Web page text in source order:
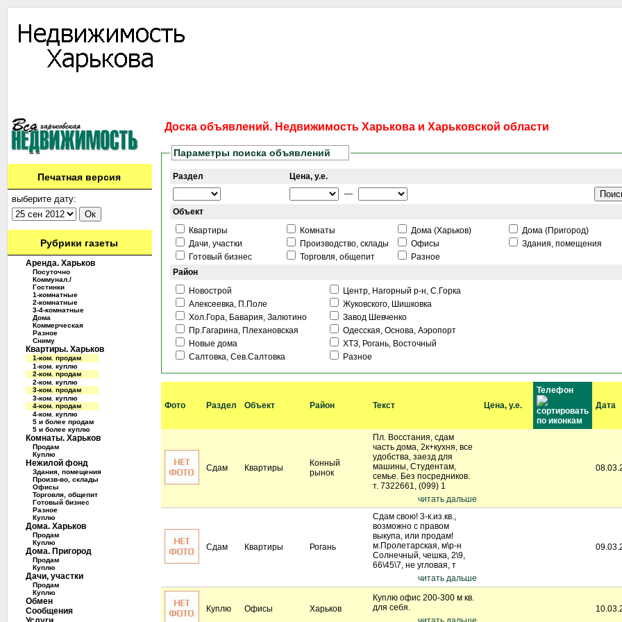
Печатная версия
выберите дату:
Рубрики газеты
Аренда. Харьков
Посуточно
Коммунал./
Гостинки
1-комнатные
2-комнатные
3-4-комнатные
Дома
Коммерческая
Разное
Сниму
Квартиры. Харьков
1-ком. продам
1-ком. куплю
2-ком. продам
2-ком. куплю
3-ком. продам
3-ком. куплю
4-ком. продам
4-ком. куплю
5 и более продам
5 и более куплю
Комнаты. Харьков
Продам
Куплю
Нежилой фонд
Здания, помещения
Произв-во, склады
Офисы
Торговля, общепит
Готовый бизнес
Разное
Куплю
Дома. Харьков
Продам
Куплю
Дома. Пригород
Продам
Куплю
Дачи, участки
Продам
Куплю
Обмен
Сообщения
Доска объявлений. Недвижимость Харькова и Харьковской области
Параметры поиска объявлений
Раздел
Цена, у.е.
—
Объект
Квартиры
Комнаты Дома (Харьков)
Дома (Пригород)
Дачи, участки
Производство, склады Офисы
Здания, помещения
Готовый бизнес
Торговля, общепит
Разное
Район
Новострой
Центр, Нагорный р-н, С.Горка
Алексеевка, П.Поле
Жуковского, Шишковка
Хол.Гора, Бавария, Залютино
Завод Шевченко
Пр.Гагарина, Плехановская
Одесская, Основа, Аэропорт
Новые дома
ХТЗ, Рогань, Восточный
Салтовка, Сев.Салтовка
Разное
Фото Раздел Объект Район Текст Цена, у.е.
Телефон
Дата
Сдам Квартиры
Конный
рынок
Пл. Восстания, сдам
часть дома, 2к+кухня, все
удобства, заезд для
машины, Студентам,
семье. Без посредников.
т. 7322661, (099) 1
читать дальше
Сдам Квартиры Рогань
Сдам свою! 3-к.из.кв.,
возможно с правом
выкупа, или продам!
м.Пролетарская, м\р-н
Солнечный, чешка, 2\9,
66\45\7, не угловая, т
читать дальше
Куплю Офисы Харьков
Куплю офис 200-300 м кв.
для себя.